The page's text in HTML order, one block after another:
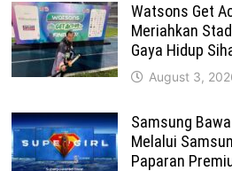
Watsons Get
Meriahkan
Gaya Hidup
August 3,
Samsung
Melalui
Paparan